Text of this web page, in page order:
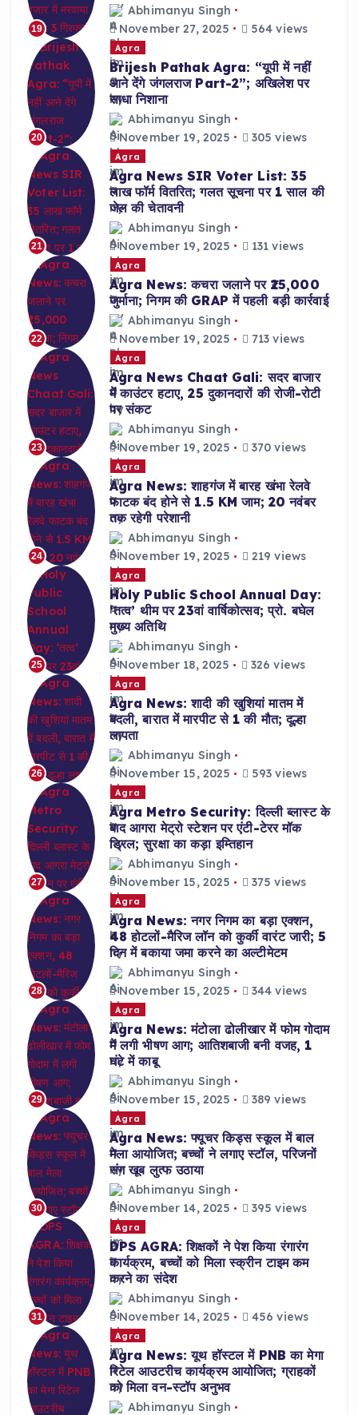
19
Abhimanyu Singh
November 27, 2025
564 views
20
Agra
Brijesh Pathak Agra: “यूपी में नहीं
आने देंगे जंगलराज Part-2”; अखिलेश पर
साधा निशाना
Abhimanyu Singh
November 19, 2025
305 views
21
Agra
Agra News SIR Voter List: 35
लाख फॉर्म वितरित; गलत सूचना पर 1 साल की
जेल की चेतावनी
Abhimanyu Singh
November 19, 2025
131 views
22
Agra
Agra News: कचरा जलाने पर ₹25,000
जुर्माना; निगम की GRAP में पहली बड़ी कार्रवाई
Abhimanyu Singh
November 19, 2025
713 views
23
Agra
Agra News Chaat Gali: सदर बाजार
में काउंटर हटाए, 25 दुकानदारों की रोजी-रोटी
पर संकट
Abhimanyu Singh
November 19, 2025
370 views
24
Agra
Agra News: शाहगंज में बारह खंभा रेलवे
फाटक बंद होने से 1.5 KM जाम; 20 नवंबर
तक रहेगी परेशानी
Abhimanyu Singh
November 19, 2025
219 views
25
Agra
Holy Public School Annual Day:
‘तत्व’ थीम पर 23वां वार्षिकोत्सव; प्रो. बघेल
मुख्य अतिथि
Abhimanyu Singh
November 18, 2025
326 views
26
Agra
Agra News: शादी की खुशियां मातम में
बदली, बारात में मारपीट से 1 की मौत; दूल्हा
लापता
Abhimanyu Singh
November 15, 2025
593 views
27
Agra
Agra Metro Security: दिल्ली ब्लास्ट के
बाद आगरा मेट्रो स्टेशन पर एंटी-टेरर मॉक
ड्रिल; सुरक्षा का कड़ा इम्तिहान
Abhimanyu Singh
November 15, 2025
375 views
28
Agra
Agra News: नगर निगम का बड़ा एक्शन,
48 होटलों-मैरिज लॉन को कुर्की वारंट जारी; 5
दिन में बकाया जमा करने का अल्टीमेटम
Abhimanyu Singh
November 15, 2025
344 views
29
Agra
Agra News: मंटोला ढोलीखार में फोम गोदाम
में लगी भीषण आग; आतिशबाजी बनी वजह, 1
घंटे में काबू
Abhimanyu Singh
November 15, 2025
389 views
30
Agra
Agra News: फ्यूचर किड्स स्कूल में बाल
मेला आयोजित; बच्चों ने लगाए स्टॉल, परिजनों
संग खूब लुत्फ उठाया
Abhimanyu Singh
November 14, 2025
395 views
31
Agra
DPS AGRA: शिक्षकों ने पेश किया रंगारंग
कार्यक्रम, बच्चों को मिला स्क्रीन टाइम कम
करने का संदेश
Abhimanyu Singh
November 14, 2025
456 views
Agra
Agra News: यूथ हॉस्टल में PNB का मेगा
रिटेल आउटरीच कार्यक्रम आयोजित; ग्राहकों
को मिला वन-स्टॉप अनुभव
Abhimanyu Singh